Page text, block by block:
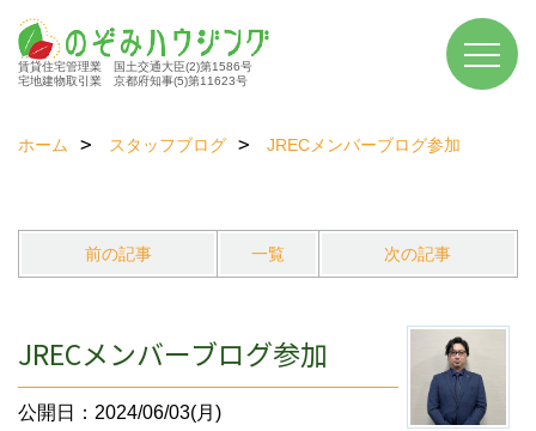
賃貸住宅管理業 国土交通大臣(2)第1586号
宅地建物取引業 京都府知事(5)第11623号
ホーム スタッフブログ JRECメンバーブログ参加
前の記事 一覧 次の記事
JRECメンバーブログ参加
公開日：2024/06/03(月)